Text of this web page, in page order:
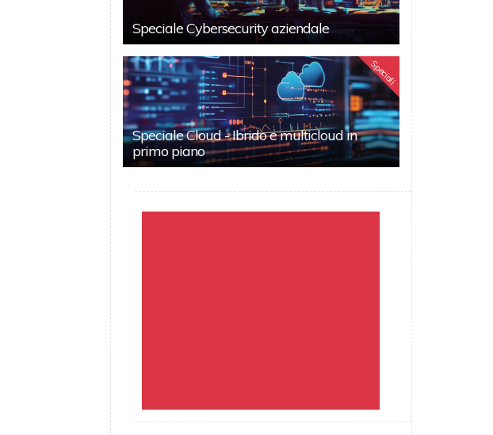
Speciale Cybersecurity aziendale
Speciali
Speciale Cloud - Ibrido e multicloud in
primo piano